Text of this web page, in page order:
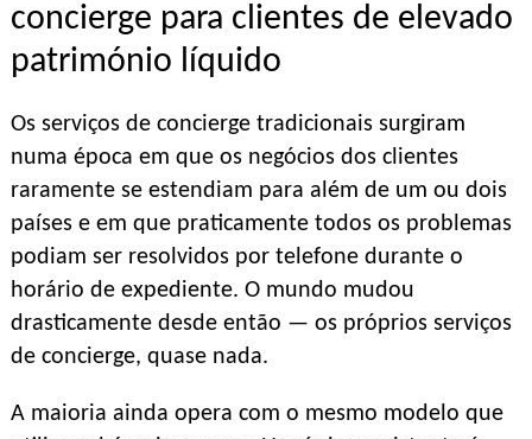
concierge para clientes de elevado
património líquido
Os serviços de concierge tradicionais surgiram
numa época em que os negócios dos clientes
raramente se estendiam para além de um ou dois
países e em que praticamente todos os problemas
podiam ser resolvidos por telefone durante o
horário de expediente. O mundo mudou
drasticamente desde então — os próprios serviços
de concierge, quase nada.
A maioria ainda opera com o mesmo modelo que